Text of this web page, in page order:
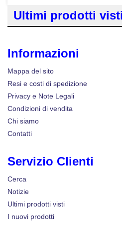
Ultimi prodotti visti
Informazioni
Mappa del sito
Resi e costi di spedizione
Privacy e Note Legali
Condizioni di vendita
Chi siamo
Contatti
Servizio Clienti
Cerca
Notizie
Ultimi prodotti visti
I nuovi prodotti